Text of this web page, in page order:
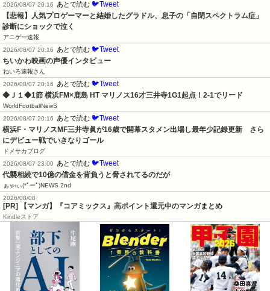
2026/08/07 20:16
あとで読む 🐦Tweet
【悲報】人気プロゲーマーと結婚したグラドル、息子の「自閉スペクトラム症」
診断にショックで泣く
アニゲー速報
2026/08/07 20:16
あとで読む 🐦Tweet
ちいかわ映画の声優インタビュー
ねいろ速報さん
2026/08/07 20:16
あとで読む 🐦Tweet
◆Ｊ１◆1節 横浜FM×鹿島 HT マリノス16才三井寺1G1起点！2-1でリード
WorldFootballNewS
2026/08/07 20:16
あとで読む 🐦Tweet
横浜F・マリノスMF三井寺眞が16歳で開幕スタメン出場し最年少記録更新　さら
にデビュー戦でいきなりゴール
ドメサカブログ
2026/08/07 23:00
あとで読む 🐦Tweet
代襲相続で10億の借金を背負うと脅されてるのだが
ぁゃιぃ(*ﾟーﾟ)NEWS 2nd
2026/08/08
[PR] 【マンガ】『コアミックス』高ポイント還元中のマンガまとめ
Kindleストア